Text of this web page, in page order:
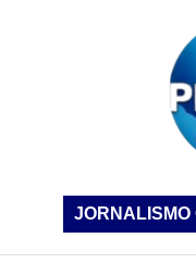
JORNALISMO